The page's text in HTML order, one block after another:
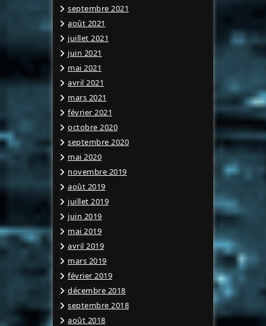
septembre 2021
août 2021
juillet 2021
juin 2021
mai 2021
avril 2021
mars 2021
février 2021
octobre 2020
septembre 2020
mai 2020
novembre 2019
août 2019
juillet 2019
juin 2019
mai 2019
avril 2019
mars 2019
février 2019
décembre 2018
septembre 2018
août 2018